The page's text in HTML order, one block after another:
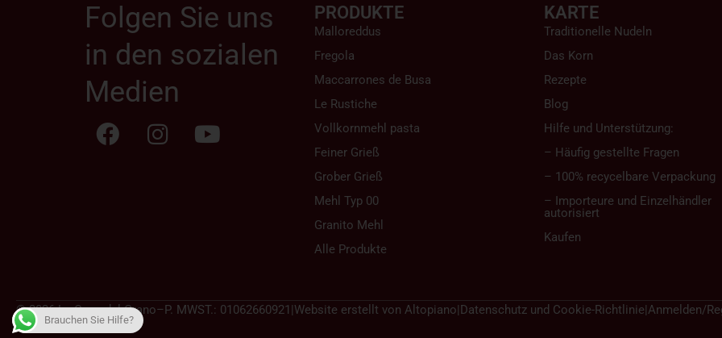
Folgen Sie uns
in den sozialen
Medien
PRODUKTE
Malloreddus
Fregola
Maccarrones de Busa
Le Rustiche
Vollkornmehl pasta
Feiner Grieß
Grober Grieß
Mehl Typ 00
Granito Mehl
Alle Produkte
KARTE
Traditionelle Nudeln
Das Korn
Rezepte
Blog
Hilfe und Unterstützung:
– Häufig gestellte Fragen
– 100% recycelbare Verpackung
– Importeure und Einzelhändler
autorisiert
Kaufen
© 2026 La Casa del Grano–P. MWST.: 01062660921 |Website erstellt von Altopiano|Datenschutz und Cookie-Richtlinie|Anmelden/
Brauchen Sie Hilfe?